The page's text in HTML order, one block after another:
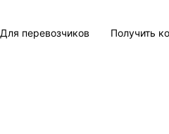
Для перевозчиков Получить